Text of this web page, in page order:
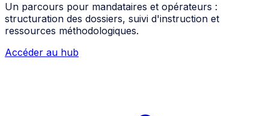
Un parcours pour mandataires et opérateurs :
structuration des dossiers, suivi d'instruction et
ressources méthodologiques.
Accéder au hub